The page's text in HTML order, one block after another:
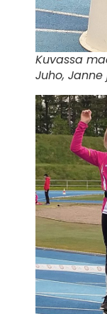
Kuvassa
Juho,